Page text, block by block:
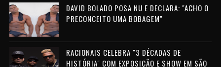
DAVID BOLADO POSA NU E DECLARA: "ACHO O
PRECONCEITO UMA BOBAGEM"
RACIONAIS CELEBRA "3 DÉCADAS DE
HISTÓRIA" COM EXPOSIÇÃO E SHOW EM SÃO